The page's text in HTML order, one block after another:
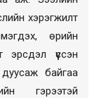
хэрэгжилт
өрийн
үүссэн
байгаа
гэрээтэй